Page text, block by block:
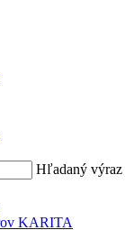
Hľadaný výraz